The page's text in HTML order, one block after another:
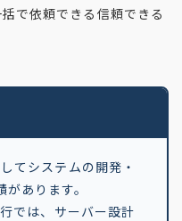
で依頼できる信頼できる
てシステムの開発・
あります。
では、サーバー設計